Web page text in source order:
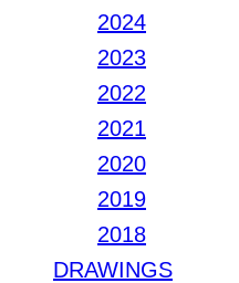
2024
2023
2022
2021
2020
2019
2018
DRAWINGS